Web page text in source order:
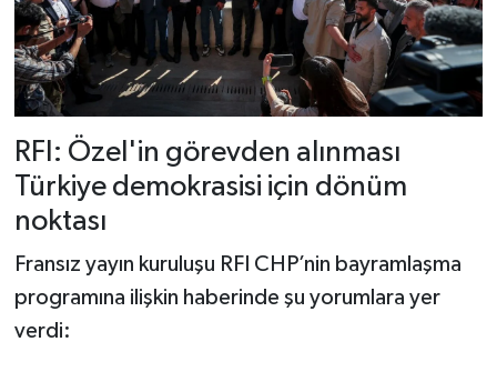
RFI: Özel'in görevden alınması
Türkiye demokrasisi için dönüm
noktası
Fransız yayın kuruluşu RFI CHP’nin bayramlaşma
programına ilişkin haberinde şu yorumlara yer
verdi: